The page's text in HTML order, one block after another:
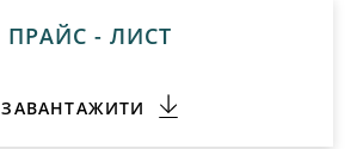
ПРАЙС - ЛИСТ
ЗАВАНТАЖИТИ